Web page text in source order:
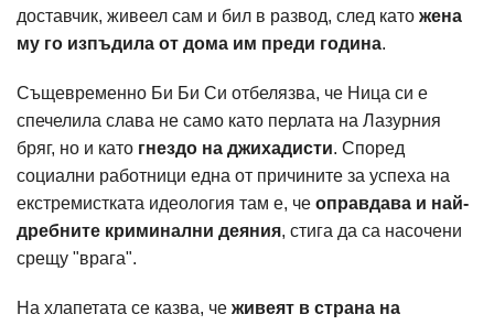
доставчик, живеел сам и бил в развод, след като жена
му го изпъдила от дома им преди година.
Същевременно Би Би Си отбелязва, че Ница си е
спечелила слава не само като перлата на Лазурния
бряг, но и като гнездо на джихадисти. Според
социални работници една от причините за успеха на
екстремистката идеология там е, че оправдава и най-
дребните криминални деяния, стига да са насочени
срещу "врага".
На хлапетата се казва, че живеят в страна на